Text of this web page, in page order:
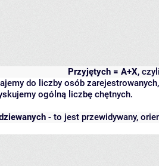
Przyjętych = A+X,
do liczby osób
ogólną liczbę chętnych.
- to jest przewidywany,